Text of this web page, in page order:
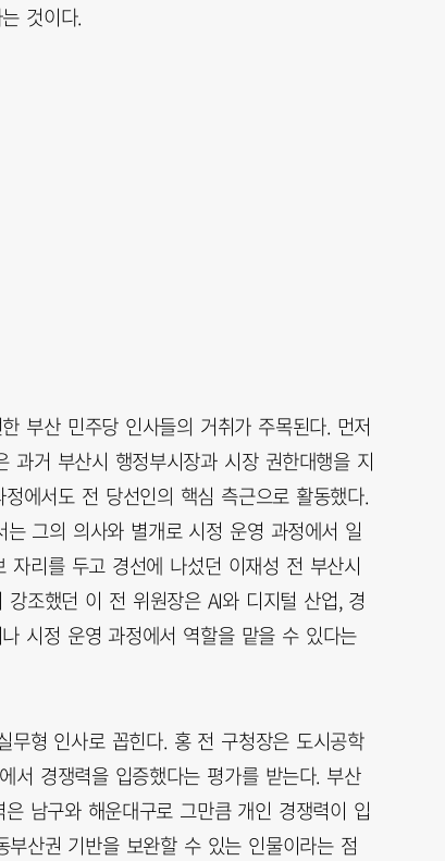
것이다.
부산 민주당 인사들의 거취가 주목된다. 먼저
과거 부산시 행정부시장과 시장 권한대행을 지
에서도 전 당선인의 핵심 측근으로 활동했다.
는 그의 의사와 별개로 시정 운영 과정에서 일
자리를 두고 경선에 나섰던 이재성 전 부산시
강조했던 이 전 위원장은 AI와 디지털 산업, 경
시정 운영 과정에서 역할을 맡을 수 있다는
무형 인사로 꼽힌다. 홍 전 구청장은 도시공학
서 경쟁력을 입증했다는 평가를 받는다. 부산
남구와 해운대구로 그만큼 개인 경쟁력이 입
부산권 기반을 보완할 수 있는 인물이라는 점